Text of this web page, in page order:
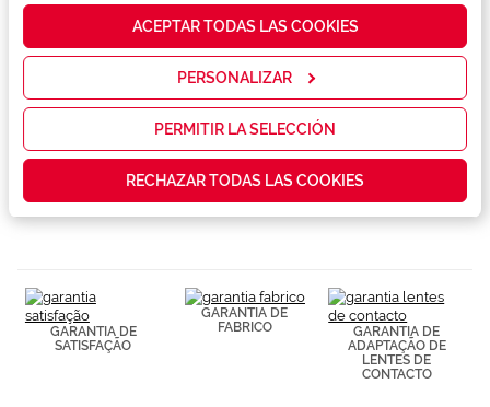
cómo mejorar
servicios y
las
que realmente
contenidos
personalizados
partir de tus
hábitos de
navegación
(por ejemplo,
ACEPTAR TODAS LAS COOKIES
PERSONALIZAR
PERMITIR LA SELECCIÓN
RECHAZAR TODAS LAS COOKIES
Conselhos
Serviços exclusivos
GARANTIA DE
SATISFAÇÃO
GARANTIA DE
FABRICO
GARANTIA DE
ADAPTAÇÃO DE
LENTES DE
CONTACTO